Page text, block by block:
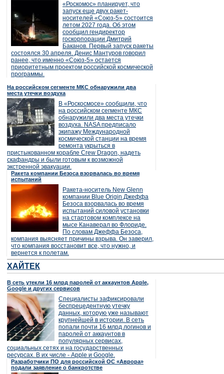
«Роскомос» планирует, что
запуск еще двух ракет-
носителей «Союз-5» состоится
летом 2027 года. Об этом
сообщил гендиректор
госкорпорации Дмитрий
Баканов. Первый запуск ракеты
состоялся 30 апреля. Денис Мантуров говорил
ранее, что именно «Союз-5» остается
приоритетным проектом российской космической
программы.
На российском сегменте МКС обнаружили два
места утечки воздуха
В «Роскосмосе» сообщили, что
на российском сегменте МКС
обнаружили два места утечки
воздуха. NASA предписало
экипажу Международной
космической станции на время
ремонта укрыться в
пристыкованном корабле Crew Dragon, надеть
скафандры и были готовым к возможной
экстренной эвакуации.
Ракета компании Безоса взорвалась во время
испытаний
Ракета-носитель New Glenn
компании Blue Origin Джеффа
Безоса взорвалась во время
испытаний силовой установки
на стартовом комплексе на
мысе Канаверал во Флориде.
По словам Джеффа Безоса,
компания выясняет причины взрыва. Он заверил,
что компания восстановит все, что нужно, и
вернется к полетам.
ХАЙТЕК
В сеть утекли 16 млрд паролей от аккаунтов Apple,
Google и других сервисов
Специалисты зафиксировали
беспрецедентную утечку
данных, которую уже называют
крупнейшей в истории. В сеть
попали почти 16 млрд логинов и
паролей от аккаунтов в
популярных сервисах,
социальных сетях и на государственных
ресурсах. В их числе - Apple и Google.
Разработчики ПО для российской ОС «Аврора»
подали заявление о банкротстве